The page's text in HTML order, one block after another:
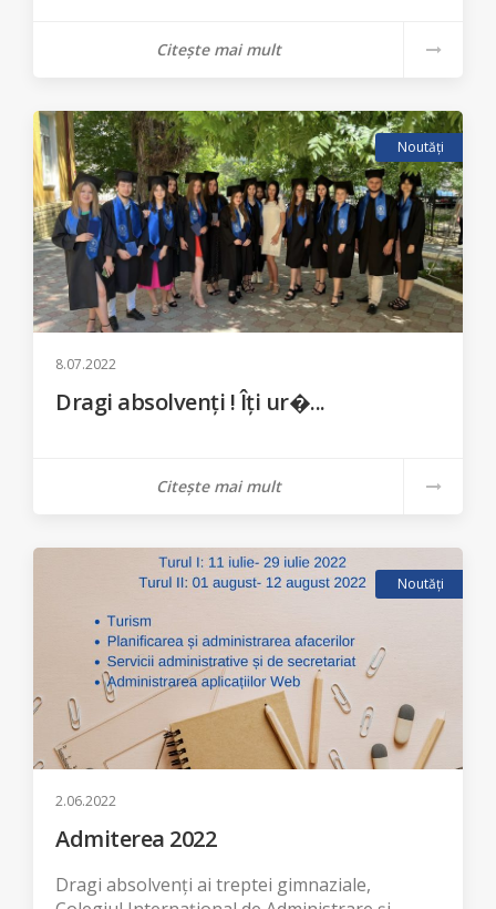
Citește mai mult
Noutăți
8.07.2022
Dragi absolvenți ! Îți ur�...
Citește mai mult
Noutăți
2.06.2022
Admiterea 2022
Dragi absolvenți ai treptei gimnaziale,